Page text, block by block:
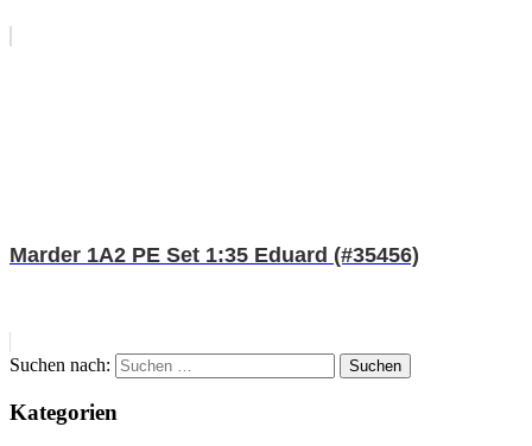
Marder 1A2 PE Set 1:35 Eduard (#35456)
Suchen nach: Suchen
Kategorien